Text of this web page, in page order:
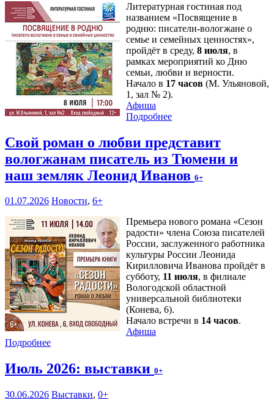
Литературная гостиная под
названием «Посвящение в
родню: писатели-вологжане о
семье и семейных ценностях»,
пройдёт в среду, 8 июля, в
рамках мероприятий ко Дню
семьи, любви и верности.
Начало в 17 часов (М. Ульяновой,
1, зал № 2).
Афиша
Подробнее
Свой роман о любви представит
вологжанам писатель из Тюмени и
наш земляк Леонид Иванов 6+
01.07.2026 Новости, 6+
Премьера нового романа «Сезон
радости» члена Союза писателей
России, заслуженного работника
культуры России Леонида
Кирилловича Иванова пройдёт в
субботу, 11 июля, в филиале
Вологодской областной
универсальной библиотеки
(Конева, 6).
Начало встречи в 14 часов.
Афиша
Подробнее
Июль 2026: выставки 0+
30.06.2026 Выставки, 0+